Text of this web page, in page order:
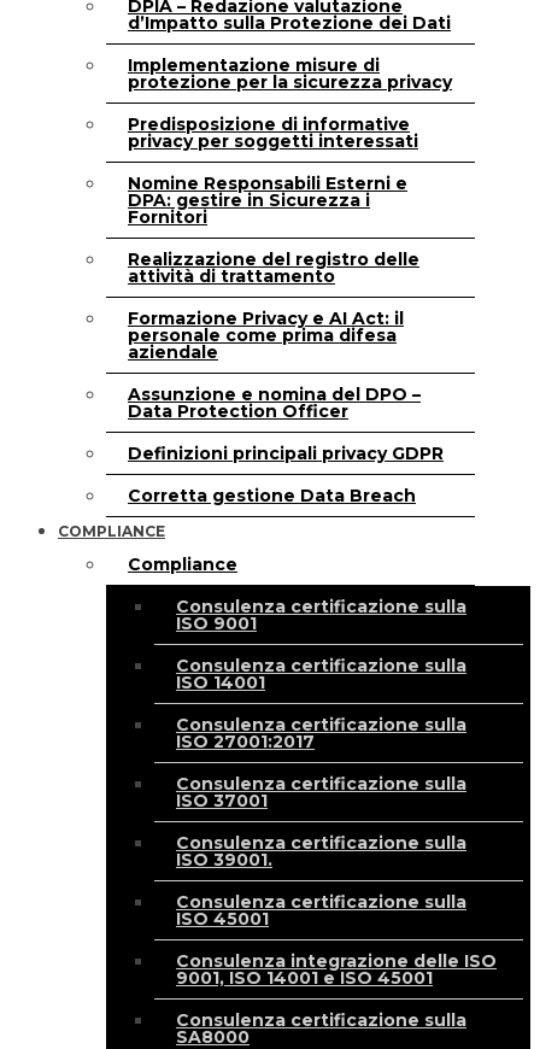
DPIA – Redazione valutazione
d’Impatto sulla Protezione dei Dati
Implementazione misure di
protezione per la sicurezza privacy
Predisposizione di informative
privacy per soggetti interessati
Nomine Responsabili Esterni e
DPA: gestire in Sicurezza i
Fornitori
Realizzazione del registro delle
attività di trattamento
Formazione Privacy e AI Act: il
personale come prima difesa
aziendale
Assunzione e nomina del DPO –
Data Protection Officer
Definizioni principali privacy GDPR
Corretta gestione Data Breach
COMPLIANCE
Compliance
Consulenza certificazione sulla
ISO 9001
Consulenza certificazione sulla
ISO 14001
Consulenza certificazione sulla
ISO 27001:2017
Consulenza certificazione sulla
ISO 37001
Consulenza certificazione sulla
ISO 39001.
Consulenza certificazione sulla
ISO 45001
Consulenza integrazione delle ISO
9001, ISO 14001 e ISO 45001
Consulenza certificazione sulla
SA8000